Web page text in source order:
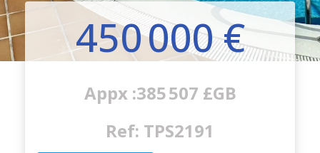
450 000 €
Appx :385 507 £GB
Ref: TPS2191